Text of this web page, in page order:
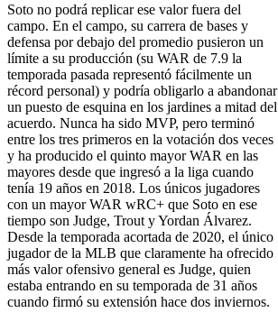
Soto no podrá replicar ese valor fuera del
campo. En el campo, su carrera de bases y
defensa por debajo del promedio pusieron un
límite a su producción (su WAR de 7.9 la
temporada pasada representó fácilmente un
récord personal) y podría obligarlo a abandonar
un puesto de esquina en los jardines a mitad del
acuerdo. Nunca ha sido MVP, pero terminó
entre los tres primeros en la votación dos veces
y ha producido el quinto mayor WAR en las
mayores desde que ingresó a la liga cuando
tenía 19 años en 2018. Los únicos jugadores
con un mayor WAR wRC+ que Soto en ese
tiempo son Judge, Trout y Yordan Álvarez.
Desde la temporada acortada de 2020, el único
jugador de la MLB que claramente ha ofrecido
más valor ofensivo general es Judge, quien
estaba entrando en su temporada de 31 años
cuando firmó su extensión hace dos inviernos.